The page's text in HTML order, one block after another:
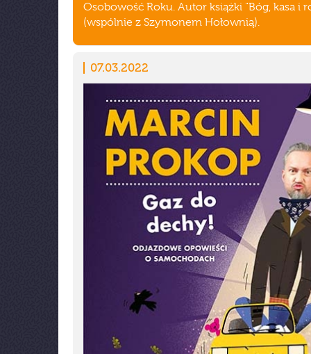
Osobowość Roku. Autor książki "Bóg, kasa i
(wspólnie z Szymonem Hołownią).
07.03.2022